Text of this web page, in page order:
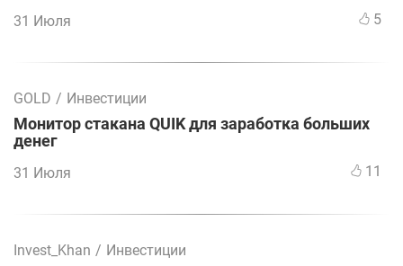
31 Июля 5
GOLD / Инвестиции
Монитор стакана QUIK для заработка больших
денег
31 Июля 11
Invest_Khan / Инвестиции